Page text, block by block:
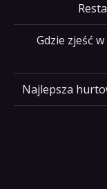
Gdzie zjeść
Najlepsza